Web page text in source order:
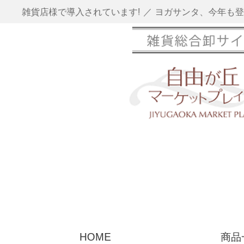
雑貨店様で導入されています! ／ ヨガサンタ、今年も
HOME 商品